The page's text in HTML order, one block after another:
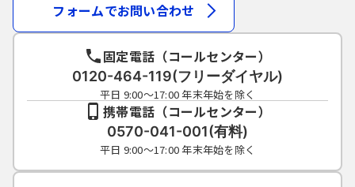
構成団体は、利用者のＩＰアドレス等の本
サービスへの接続情報を取得します。
５ 申請・届出等における電子証明書
利用者が本サービスを利用して申請・届出等
の手続を行う場合には、電子的な署名を必要
とするものがあります。署名が必要な手続に
ついては、自ら電子証明書を取得して、申
請・届出等のデータとともに送信するものと
します。
フォームでお問い合わせ
固定電話（コールセンター）
0120-464-119(フリーダイヤル)
平日 9:00～17:00 年末年始を除く
携帯電話（コールセンター）
0570-041-001(有料)
平日 9:00～17:00 年末年始を除く